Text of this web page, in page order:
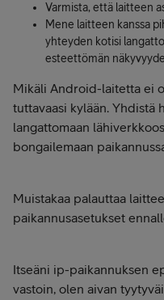
Varmista, että laitteen
Mene laitteen kanssa
yhteyden kotisi
esteettömän
Mikäli Android-laitetta ei
tuttavaasi kylään. Yhdistä
langattomaan
bongailemaan
Muistakaa palauttaa
paikannusasetukset
Itseäni ip-paikannuksen
vastoin, olen aivan